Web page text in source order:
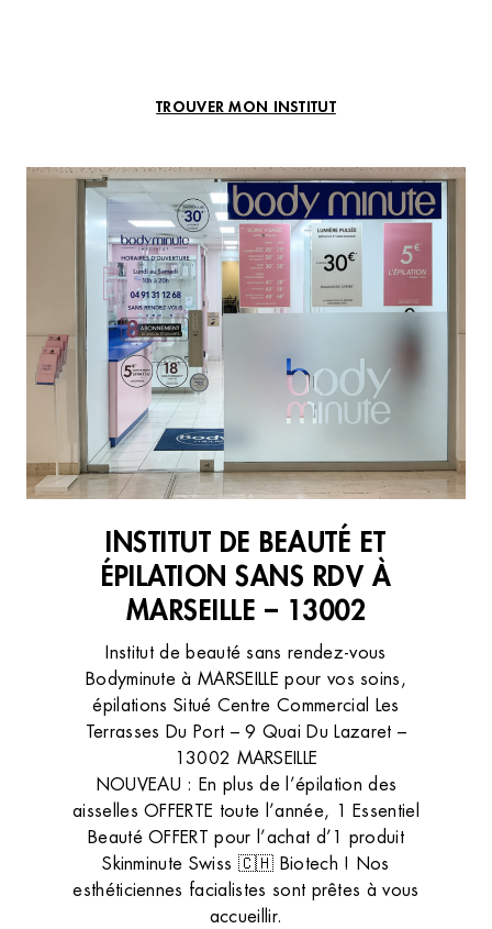
TROUVER MON INSTITUT
INSTITUT DE BEAUTÉ ET
ÉPILATION SANS RDV À
MARSEILLE – 13002
Institut de beauté sans rendez-vous
Bodyminute à MARSEILLE pour vos soins,
épilations Situé Centre Commercial Les
Terrasses Du Port – 9 Quai Du Lazaret –
13002 MARSEILLE
NOUVEAU : En plus de l’épilation des
aisselles OFFERTE toute l’année, 1 Essentiel
Beauté OFFERT pour l’achat d’1 produit
Skinminute Swiss 🇨🇭 Biotech ! Nos
esthéticiennes facialistes sont prêtes à vous
accueillir.